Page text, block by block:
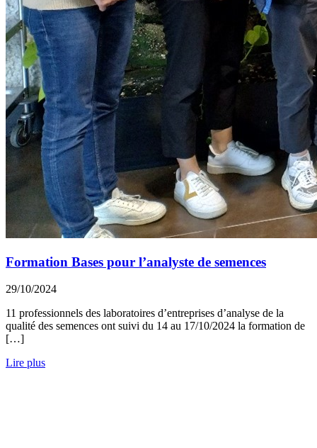
Formation Bases pour l’analyste de semences
29/10/2024
11 professionnels des laboratoires d’entreprises d’analyse de la
qualité des semences ont suivi du 14 au 17/10/2024 la formation de
[…]
Lire plus